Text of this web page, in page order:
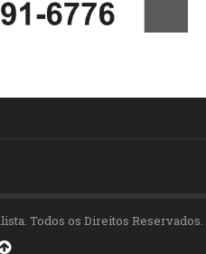
Todos os Direitos Reservados.